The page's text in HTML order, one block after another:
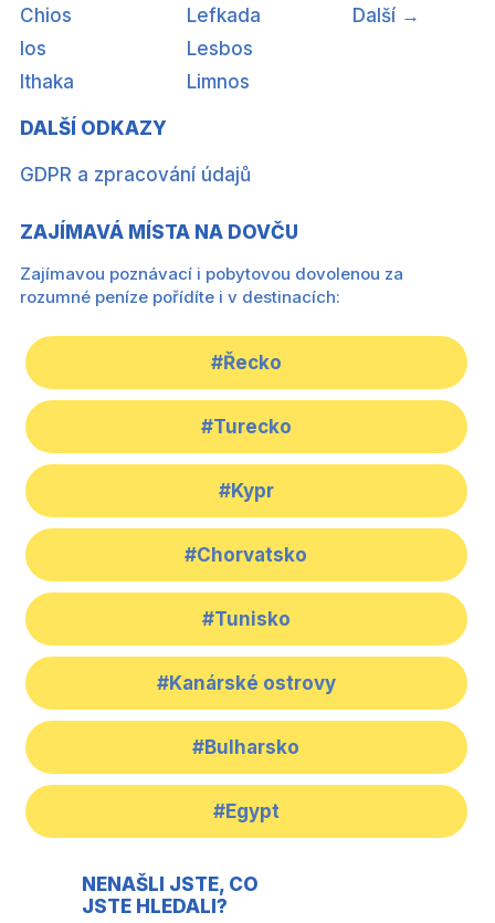
Chios
Ios
Ithaka
Lefkada
Lesbos
Limnos
Další →
DALŠÍ ODKAZY
GDPR a zpracování údajů
ZAJÍMAVÁ MÍSTA NA DOVČU
Zajímavou poznávací i pobytovou dovolenou za
rozumné peníze pořídíte i v destinacích:
#Řecko
#Turecko
#Kypr
#Chorvatsko
#Tunisko
#Kanárské ostrovy
#Bulharsko
#Egypt
NENAŠLI JSTE, CO
JSTE HLEDALI?